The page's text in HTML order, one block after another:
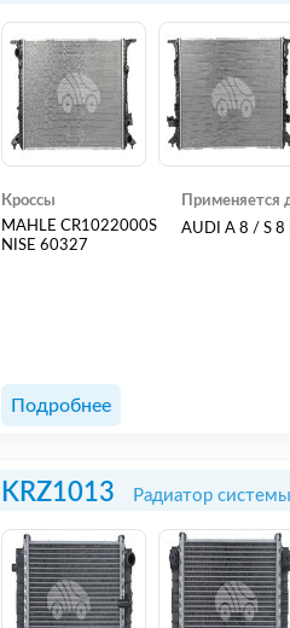
Кроссы
MAHLE CR1022000S
NISE 60327
Применяется
AUDI A 8 / S 8
Подробнее
KRZ1013 Радиатор